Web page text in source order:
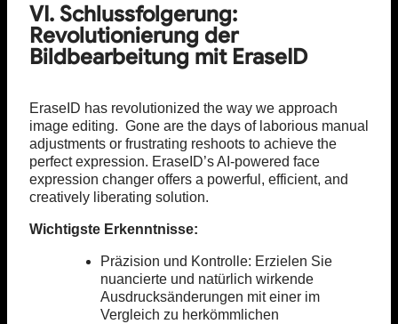
VI. Schlussfolgerung:
Revolutionierung der
Bildbearbeitung mit EraseID
EraseID has revolutionized the way we approach
image editing. Gone are the days of laborious manual
adjustments or frustrating reshoots to achieve the
perfect expression. EraseID’s AI-powered face
expression changer offers a powerful, efficient, and
creatively liberating solution.
Wichtigste Erkenntnisse:
Präzision und Kontrolle: Erzielen Sie
nuancierte und natürlich wirkende
Ausdrucksänderungen mit einer im
Vergleich zu herkömmlichen